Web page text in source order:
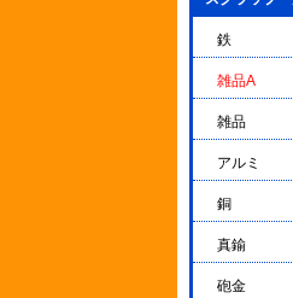
鉄
雑品A
雑品
アルミ
銅
真鍮
砲金